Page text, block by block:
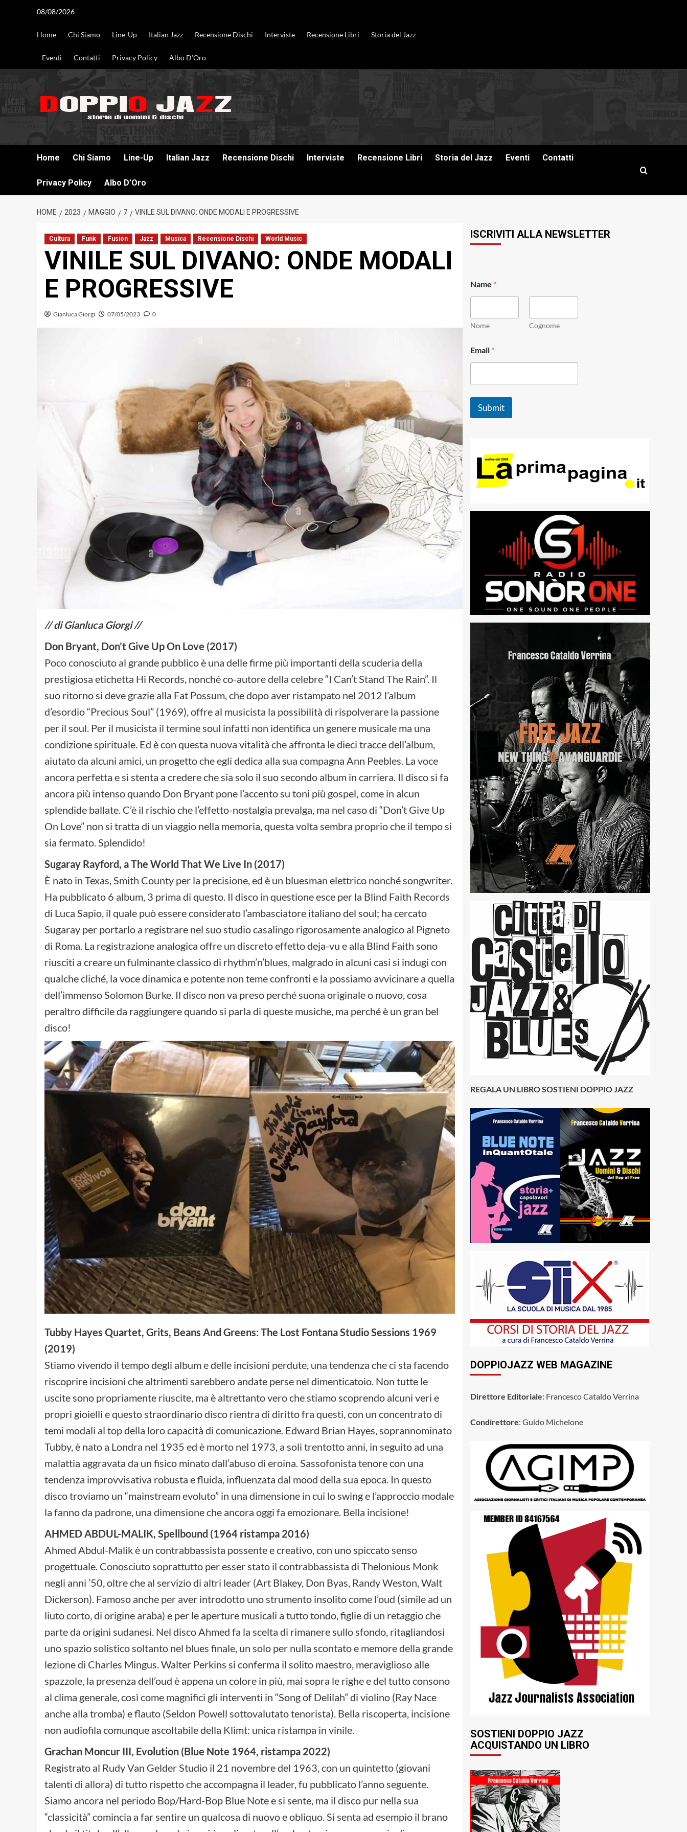
08/08/2026
Home Chi Siamo Line-Up Italian Jazz Recensione Dischi Interviste Recensione Libri Storia del Jazz
Eventi Contatti Privacy Policy Albo D’Oro
Home Chi Siamo Line-Up Italian Jazz Recensione Dischi Interviste Recensione Libri Storia del Jazz Eventi Contatti
Privacy Policy Albo D’Oro
HOME 2023 MAGGIO 7 VINILE SUL DIVANO: ONDE MODALI E PROGRESSIVE
Cultura Funk Fusion Jazz Musica Recensione Dischi World Music
VINILE SUL DIVANO: ONDE MODALI
E PROGRESSIVE
Gianluca Giorgi 07/05/2023 0
// di Gianluca Giorgi //
Don Bryant, Don’t Give Up On Love (2017)
Poco conosciuto al grande pubblico è una delle firme più importanti della scuderia della
prestigiosa etichetta Hi Records, nonché co-autore della celebre “I Can’t Stand The Rain”. Il
suo ritorno si deve grazie alla Fat Possum, che dopo aver ristampato nel 2012 l’album
d’esordio “Precious Soul” (1969), offre al musicista la possibilità di rispolverare la passione
per il soul. Per il musicista il termine soul infatti non identifica un genere musicale ma una
condizione spirituale. Ed è con questa nuova vitalità che affronta le dieci tracce dell’album,
aiutato da alcuni amici, un progetto che egli dedica alla sua compagna Ann Peebles. La voce
ancora perfetta e si stenta a credere che sia solo il suo secondo album in carriera. Il disco si fa
ancora più intenso quando Don Bryant pone l’accento su toni più gospel, come in alcun
splendide ballate. C’è il rischio che l’effetto-nostalgia prevalga, ma nel caso di “Don’t Give Up
On Love” non si tratta di un viaggio nella memoria, questa volta sembra proprio che il tempo si
sia fermato. Splendido!
Sugaray Rayford, a The World That We Live In (2017)
È nato in Texas, Smith County per la precisione, ed è un bluesman elettrico nonché songwriter.
Ha pubblicato 6 album, 3 prima di questo. Il disco in questione esce per la Blind Faith Records
di Luca Sapio, il quale può essere considerato l’ambasciatore italiano del soul; ha cercato
Sugaray per portarlo a registrare nel suo studio casalingo rigorosamente analogico al Pigneto
di Roma. La registrazione analogica offre un discreto effetto deja-vu e alla Blind Faith sono
riusciti a creare un fulminante classico di rhythm’n’blues, malgrado in alcuni casi si indugi con
qualche cliché, la voce dinamica e potente non teme confronti e la possiamo avvicinare a quella
dell’immenso Solomon Burke. Il disco non va preso perché suona originale o nuovo, cosa
peraltro difficile da raggiungere quando si parla di queste musiche, ma perché è un gran bel
disco!
Tubby Hayes Quartet, Grits, Beans And Greens: The Lost Fontana Studio Sessions 1969
(2019)
Stiamo vivendo il tempo degli album e delle incisioni perdute, una tendenza che ci sta facendo
riscoprire incisioni che altrimenti sarebbero andate perse nel dimenticatoio. Non tutte le
uscite sono propriamente riuscite, ma è altrettanto vero che stiamo scoprendo alcuni veri e
propri gioielli e questo straordinario disco rientra di diritto fra questi, con un concentrato di
temi modali al top della loro capacità di comunicazione. Edward Brian Hayes, soprannominato
Tubby, è nato a Londra nel 1935 ed è morto nel 1973, a soli trentotto anni, in seguito ad una
malattia aggravata da un fisico minato dall’abuso di eroina. Sassofonista tenore con una
tendenza improvvisativa robusta e fluida, influenzata dal mood della sua epoca. In questo
disco troviamo un “mainstream evoluto” in una dimensione in cui lo swing e l’approccio modale
la fanno da padrone, una dimensione che ancora oggi fa emozionare. Bella incisione!
AHMED ABDUL-MALIK, Spellbound (1964 ristampa 2016)
Ahmed Abdul-Malik è un contrabbassista possente e creativo, con uno spiccato senso
progettuale. Conosciuto soprattutto per esser stato il contrabbassista di Thelonious Monk
negli anni ’50, oltre che al servizio di altri leader (Art Blakey, Don Byas, Randy Weston, Walt
Dickerson). Famoso anche per aver introdotto uno strumento insolito come l’oud (simile ad un
liuto corto, di origine araba) e per le aperture musicali a tutto tondo, figlie di un retaggio che
parte da origini sudanesi. Nel disco Ahmed fa la scelta di rimanere sullo sfondo, ritagliandosi
uno spazio solistico soltanto nel blues finale, un solo per nulla scontato e memore della grande
lezione di Charles Mingus. Walter Perkins si conferma il solito maestro, meraviglioso alle
spazzole, la presenza dell’oud è appena un colore in più, mai sopra le righe e del tutto consono
al clima generale, così come magnifici gli interventi in “Song of Delilah” di violino (Ray Nace
anche alla tromba) e flauto (Seldon Powell sottovalutato tenorista). Bella riscoperta, incisione
non audiofila comunque ascoltabile della Klimt: unica ristampa in vinile.
Grachan Moncur III, Evolution (Blue Note 1964, ristampa 2022)
Registrato al Rudy Van Gelder Studio il 21 novembre del 1963, con un quintetto (giovani
talenti di allora) di tutto rispetto che accompagna il leader, fu pubblicato l’anno seguente.
Siamo ancora nel periodo Bop/Hard-Bop Blue Note e si sente, ma il disco pur nella sua
“classicità” comincia a far sentire un qualcosa di nuovo e obliquo. Si senta ad esempio il brano
ISCRIVITI ALLA NEWSLETTER
Name *
Nome Cognome
E
m
i
E
a
Email *
Submit
REGALA UN LIBRO SOSTIENI DOPPIO JAZZ
DOPPIOJAZZ WEB MAGAZINE
Direttore Editoriale: Francesco Cataldo Verrina
Condirettore: Guido Michelone
SOSTIENI DOPPIO JAZZ
ACQUISTANDO UN LIBRO